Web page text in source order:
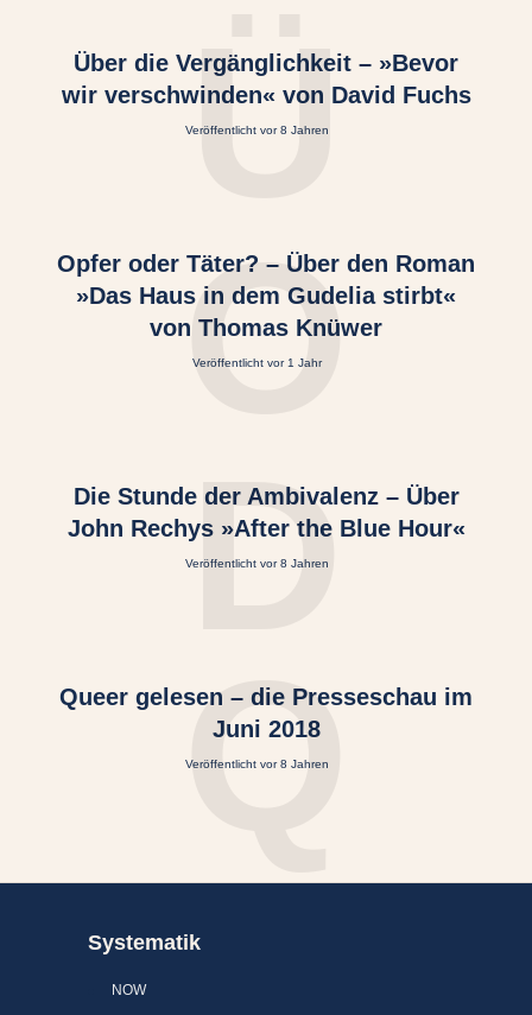
Über die Vergänglichkeit – »Bevor
wir verschwinden« von David Fuchs
Veröffentlicht vor 8 Jahren
Ü
Opfer oder Täter? – Über den Roman
»Das Haus in dem Gudelia stirbt«
von Thomas Knüwer
Veröffentlicht vor 1 Jahr
O
Die Stunde der Ambivalenz – Über
John Rechys »After the Blue Hour«
Veröffentlicht vor 8 Jahren
D
Queer gelesen – die Presseschau im
Juni 2018
Veröffentlicht vor 8 Jahren
Q
Systematik
NOW